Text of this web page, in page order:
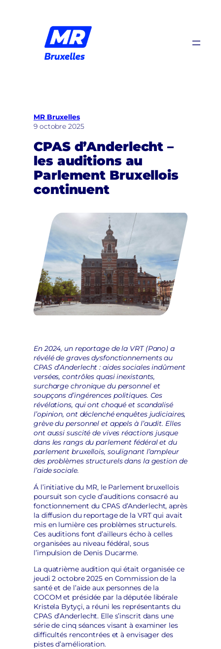
MR Bruxelles
9 octobre 2025
CPAS d’Anderlecht –
les auditions au
Parlement Bruxellois
continuent
En 2024, un reportage de la VRT (Pano) a
révélé de graves dysfonctionnements au
CPAS d’Anderlecht : aides sociales indûment
versées, contrôles quasi inexistants,
surcharge chronique du personnel et
soupçons d’ingérences politiques. Ces
révélations, qui ont choqué et scandalisé
l’opinion, ont déclenché enquêtes judiciaires,
grève du personnel et appels à l’audit. Elles
ont aussi suscité de vives réactions jusque
dans les rangs du parlement fédéral et du
parlement bruxellois, soulignant l’ampleur
des problèmes structurels dans la gestion de
l’aide sociale.
Á l’initiative du MR, le Parlement bruxellois
poursuit son cycle d’auditions consacré au
fonctionnement du CPAS d’Anderlecht, après
la diffusion du reportage de la VRT qui avait
mis en lumière ces problèmes structurels.
Ces auditions font d’ailleurs écho à celles
organisées au niveau fédéral, sous
l’impulsion de Denis Ducarme.
La quatrième audition qui était organisée ce
jeudi 2 octobre 2025 en Commission de la
santé et de l’aide aux personnes de la
COCOM et présidée par la députée libérale
Kristela Bytyçi, a réuni les représentants du
CPAS d’Anderlecht. Elle s’inscrit dans une
série de cinq séances visant à examiner les
difficultés rencontrées et à envisager des
pistes d’amélioration.